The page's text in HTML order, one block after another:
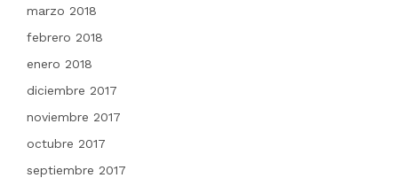
marzo 2018
febrero 2018
enero 2018
diciembre 2017
noviembre 2017
octubre 2017
septiembre 2017